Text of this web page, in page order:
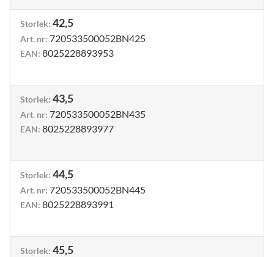
Storlek: 42,5
Art. nr: 720533500052BN425
EAN: 8025228893953
Storlek: 43,5
Art. nr: 720533500052BN435
EAN: 8025228893977
Storlek: 44,5
Art. nr: 720533500052BN445
EAN: 8025228893991
Storlek: 45,5